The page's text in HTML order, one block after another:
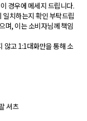
경우에 메세지 드립니다.
치하는지 확인 부탁드립
며, 이는 소비자님께 책임
않고 1:1대화만을 통해 소
셔츠